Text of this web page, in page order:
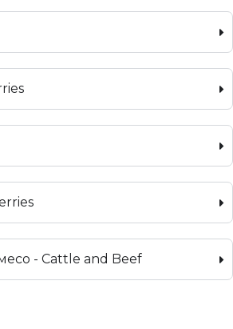
- Cattle and Beef